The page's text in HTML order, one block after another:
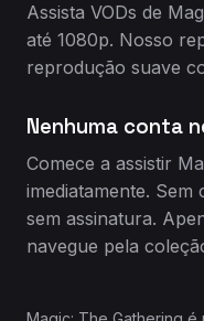
Assista VODs de
até 1080p. Nosso
reprodução suave
Nenhuma conta
Comece a assistir
imediatamente.
sem assinatura.
navegue pela